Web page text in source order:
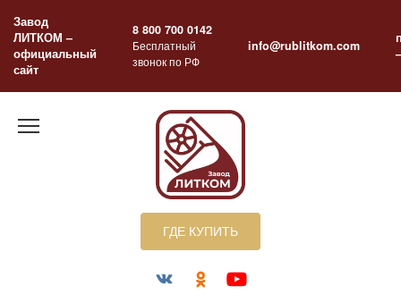
содержанию
Завод
ЛИТКОМ –
официальный
сайт
8 800 700 0142
Бесплатный
звонок по РФ
info@rublitkom.com
ГДЕ КУПИТЬ